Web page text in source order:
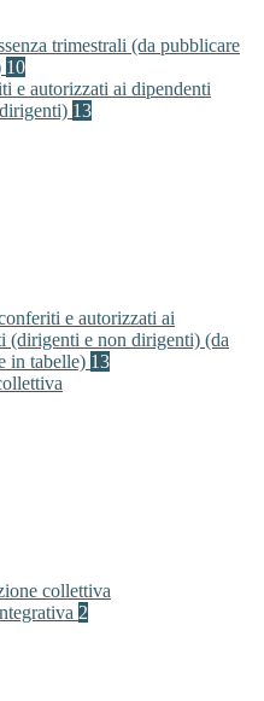
trimestrali (da pubblicare
10
e autorizzati ai dipendenti
13
e autorizzati ai
(dirigenti e non dirigenti) (da
in tabelle) 13
collettiva
2